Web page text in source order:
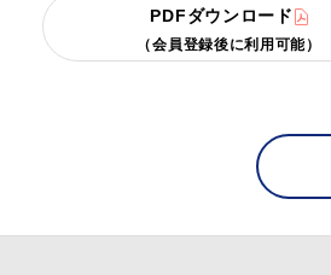
PDFダウンロード
（会員登録後に利用可能）